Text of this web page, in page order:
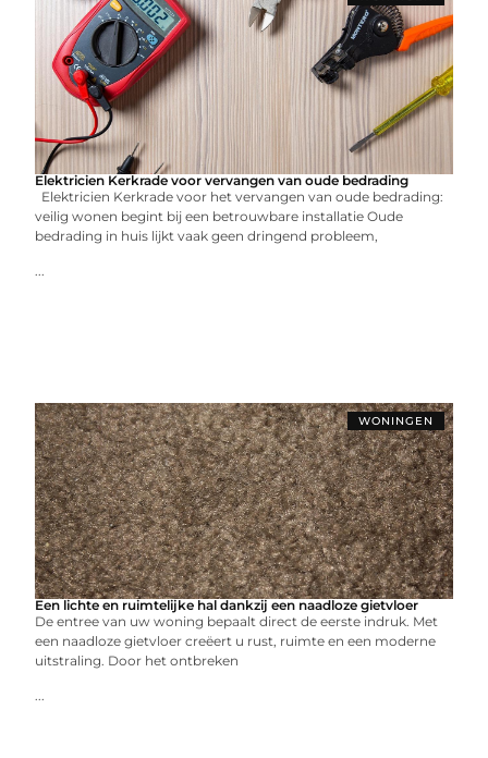
Elektricien Kerkrade voor vervangen van oude bedrading
Elektricien Kerkrade voor het vervangen van oude bedrading:
veilig wonen begint bij een betrouwbare installatie Oude
bedrading in huis lijkt vaak geen dringend probleem,
...
WONINGEN
Een lichte en ruimtelijke hal dankzij een naadloze gietvloer
De entree van uw woning bepaalt direct de eerste indruk. Met
een naadloze gietvloer creëert u rust, ruimte en een moderne
uitstraling. Door het ontbreken
...